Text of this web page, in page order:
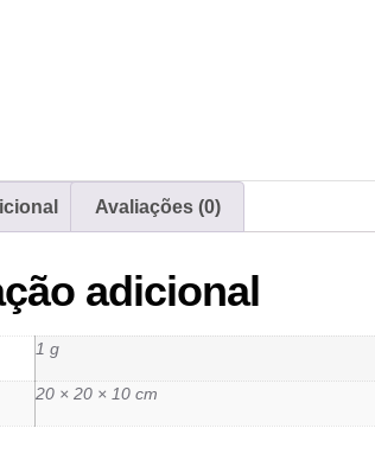
Avaliações (0)
adicional
1 g
20 × 20 × 10 cm